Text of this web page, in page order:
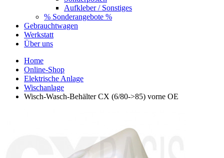
Aufkleber / Sonstiges
% Sonderangebote %
Gebrauchtwagen
Werkstatt
Über uns
Home
Online-Shop
Elektrische Anlage
Wischanlage
Wisch-Wasch-Behälter CX (6/80->85) vorne OE